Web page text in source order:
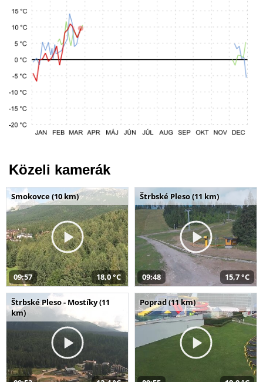
Közeli kamerák
Smokovce (10 km)
09:57 18,0 °C
Štrbské Pleso (11 km)
09:48 15,7 °C
Štrbské Pleso - Mostíky (11
km)
Poprad (11 km)